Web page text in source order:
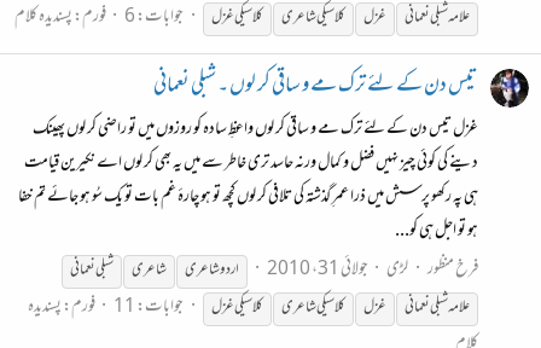
علامہ شبلی نعمانی
غزل کلاسیکیشاعری کلاسیکیغزل جوابات: 6 فورم:پسندیدہ کلام
تیس دن کے لئے ترک مے و ساقی کر لوں ۔ شبلی نعمانی
غزل تیس دن کے لئے ترک مے و ساقی کر لوں واعظِ سادہ کو روزوں میں تو راضی کر لوں پھینک
دینے کی کوئی چیز نہیں فضل و کمال ورنہ حاسد تری خاطر سے میں یہ بھی کر لوں اے نکیرین قیامت
ہی پہ رکھو پرسش میں ذرا عمرِ گذشتہ کی تلافی کر لوں کچھ تو ہو چارۂ غم بات تو یک سُو ہو جائے تم خفا
ہو تو اجل ہی کو...
فرخ منظور لڑی جولائی 31، 2010 اردو شاعری شاعری
شبلی نعمانی
علامہ شبلی نعمانی
غزل کلاسیکیشاعری کلاسیکیغزل جوابات: 11 فورم:پسندیدہ